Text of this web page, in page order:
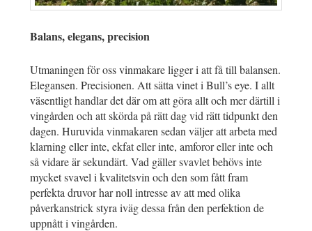
Balans, elegans, precision
Utmaningen för oss vinmakare ligger i att få till balansen.
Elegansen. Precisionen. Att sätta vinet i Bull’s eye. I allt
väsentligt handlar det där om att göra allt och mer därtill i
vingården och att skörda på rätt dag vid rätt tidpunkt den
dagen. Huruvida vinmakaren sedan väljer att arbeta med
klarning eller inte, ekfat eller inte, amforor eller inte och
så vidare är sekundärt. Vad gäller svavlet behövs inte
mycket svavel i kvalitetsvin och den som fått fram
perfekta druvor har noll intresse av att med olika
påverkanstrick styra iväg dessa från den perfektion de
uppnått i vingården.